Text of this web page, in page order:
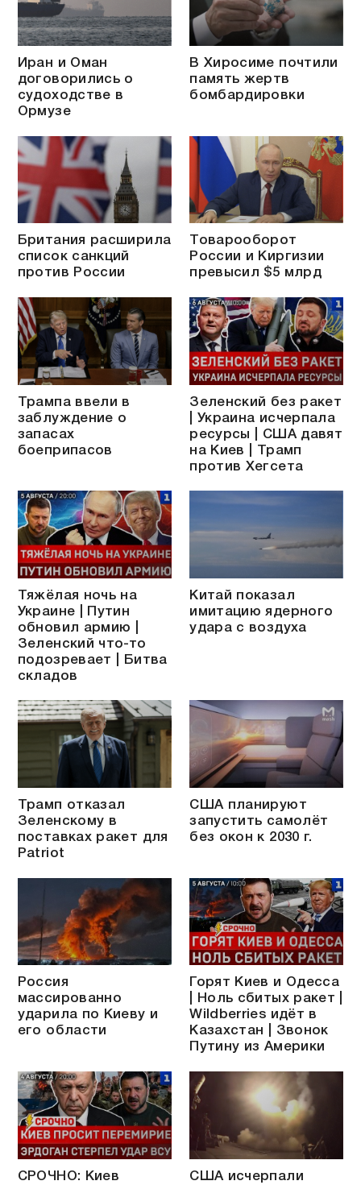
Иран и Оман
договорились о
судоходстве в
Ормузе
В Хиросиме почтили
память жертв
бомбардировки
Британия расширила
список санкций
против России
Товарооборот
России и Киргизии
превысил $5 млрд
Трампа ввели в
заблуждение о
запасах
боеприпасов
Зеленский без ракет
| Украина исчерпала
ресурсы | США давят
на Киев | Трамп
против Хегсета
Тяжёлая ночь на
Украине | Путин
обновил армию |
Зеленский что-то
подозревает | Битва
складов
Китай показал
имитацию ядерного
удара с воздуха
Трамп отказал
Зеленскому в
поставках ракет для
Patriot
США планируют
запустить самолёт
без окон к 2030 г.
Россия
массированно
ударила по Киеву и
его области
Горят Киев и Одесса
| Ноль сбитых ракет |
Wildberries идёт в
Казахстан | Звонок
Путину из Америки
СРОЧНО: Киев США исчерпали